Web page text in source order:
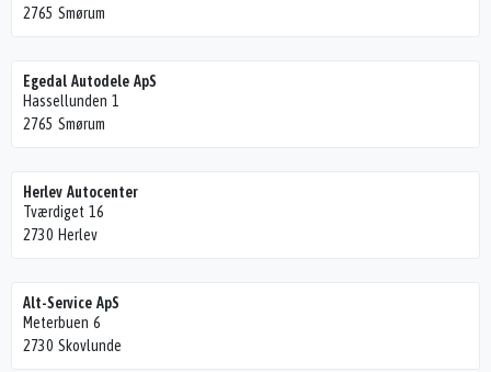
2765 Smørum
Egedal Autodele ApS
Hassellunden 1
2765 Smørum
Herlev Autocenter
Tværdiget 16
2730 Herlev
Alt-Service ApS
Meterbuen 6
2730 Skovlunde